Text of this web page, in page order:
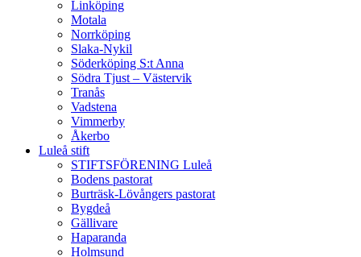
Linköping
Motala
Norrköping
Slaka-Nykil
Söderköping S:t Anna
Södra Tjust – Västervik
Tranås
Vadstena
Vimmerby
Åkerbo
Luleå stift
STIFTSFÖRENING Luleå
Bodens pastorat
Burträsk-Lövångers pastorat
Bygdeå
Gällivare
Haparanda
Holmsund